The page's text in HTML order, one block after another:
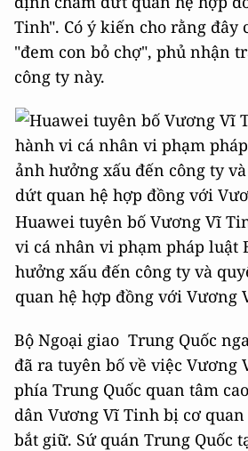
Tinh". Có ý kiến cho rằng đây
"đem con bỏ chợ", phủ nhận
công ty này.
Huawei tuyên bố Vương Vĩ
vi cá nhân vi phạm pháp luật
hưởng xấu đến công ty và
quan hệ hợp đồng với Vương
Bộ Ngoại giao Trung Quốc
đã ra tuyên bố về việc Vương
phía Trung Quốc quan tâm
dân Vương Vĩ Tinh bị cơ
bắt giữ. Sứ quán Trung Quốc